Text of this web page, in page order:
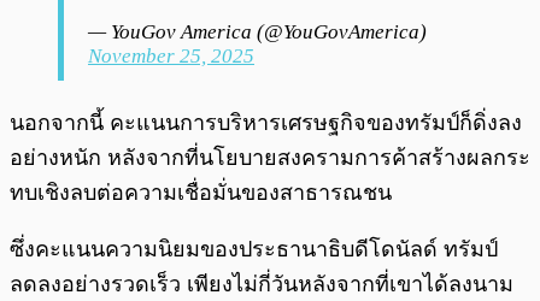
— YouGov America (@YouGovAmerica)
November 25, 2025
นอกจากนี้ คะแนนการบริหารเศรษฐกิจของทรัมป์ก็ดิ่งลง
อย่างหนัก หลังจากที่นโยบายสงครามการค้าสร้างผลกระ
ทบเชิงลบต่อความเชื่อมั่นของสาธารณชน
ซึ่งคะแนนความนิยมของประธานาธิบดีโดนัลด์ ทรัมป์
ลดลงอย่างรวดเร็ว เพียงไม่กี่วันหลังจากที่เขาได้ลงนาม